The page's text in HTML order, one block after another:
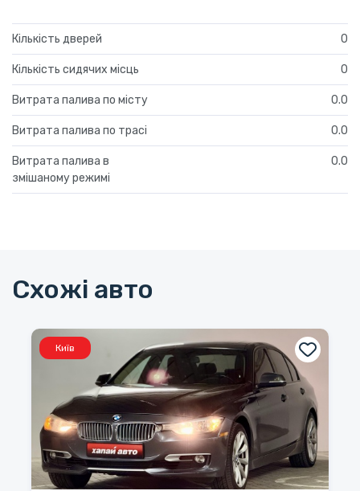
Кількість дверей 0
Кількість сидячих місць 0
Витрата палива по місту 0.0
Витрата палива по трасі 0.0
Витрата палива в
змішаному режимі
0.0
Схожі авто
Київ